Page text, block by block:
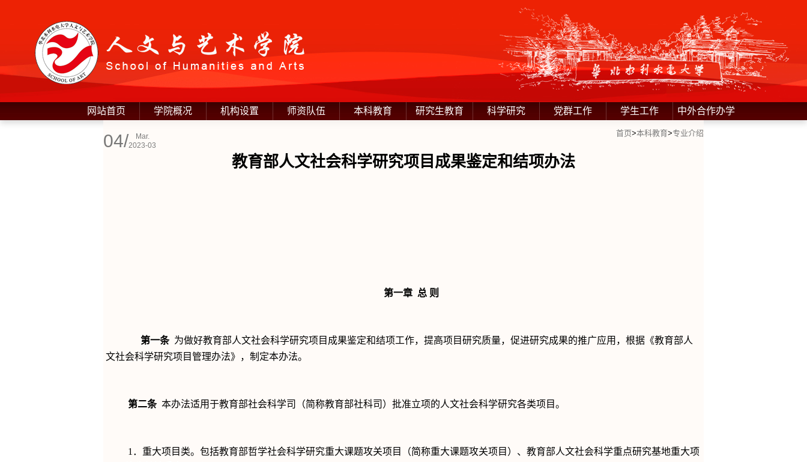
网站首页 学院概况 机构设置 师资队伍 本科教育 研究生教育 科学研究 党群工作 学生工作 中外合作办学
首页>本科教育>专业介绍
04/
Mar.
2023-03
教育部人文社会科学研究项目成果鉴定和结项办法
第一章 总 则
第一条 为做好教育部人文社会科学研究项目成果鉴定和结项工作，提高项目研究质量，促进研究成果的推广应用，根据《教育部人
文社会科学研究项目管理办法》，制定本办法。
第二条 本办法适用于教育部社会科学司（简称教育部社科司）批准立项的人文社会科学研究各类项目。
1 ．重大项目类。包括教育部哲学社会科学研究重大课题攻关项目（简称重大课题攻关项目）、教育部人文社会科学重点研究基地重大项